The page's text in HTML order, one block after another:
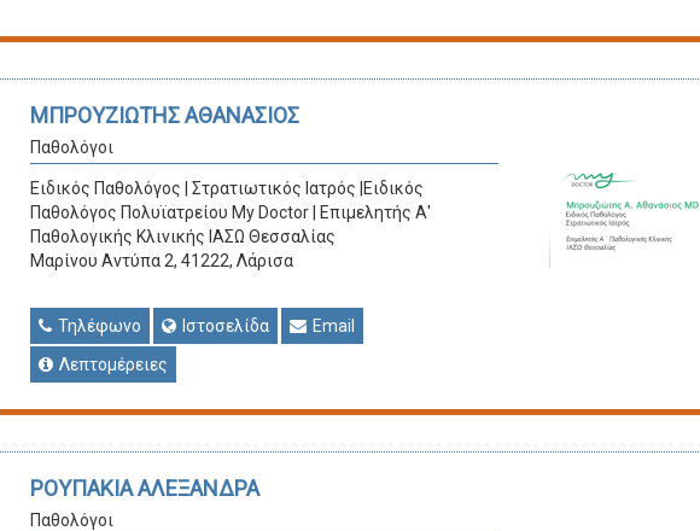
ΜΠΡΟΥΖΙΩΤΗΣ ΑΘΑΝΑΣΙΟΣ
Παθολόγοι
Ειδικός Παθολόγος | Στρατιωτικός Ιατρός |Ειδικός
Παθολόγος Πολυϊατρείου My Doctor | Επιμελητής Α'
Παθολογικής Κλινικής ΙΑΣΩ Θεσσαλίας
Μαρίνου Αντύπα 2, 41222, Λάρισα
Τηλέφωνο Ιστοσελίδα
Email
Λεπτομέρειες
ΡΟΥΠΑΚΙΑ ΑΛΕΞΑΝΔΡΑ
Παθολόγοι